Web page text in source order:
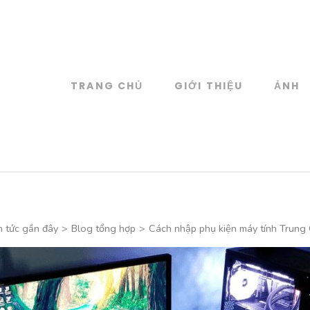
TRANG CHỦ GIỚI THIỆU ẢNH
tức gần đây > Blog tổng hợp > Cách nhập phụ kiện máy tính Trung